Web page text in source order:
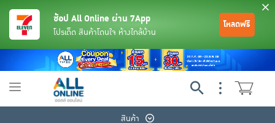
ช้อป All Online ผ่าน 7App
โปรเด็ด สินค้าโดนใจ ห้างใกล้บ้าน
โหลดฟรี
Toggle
สินค้า